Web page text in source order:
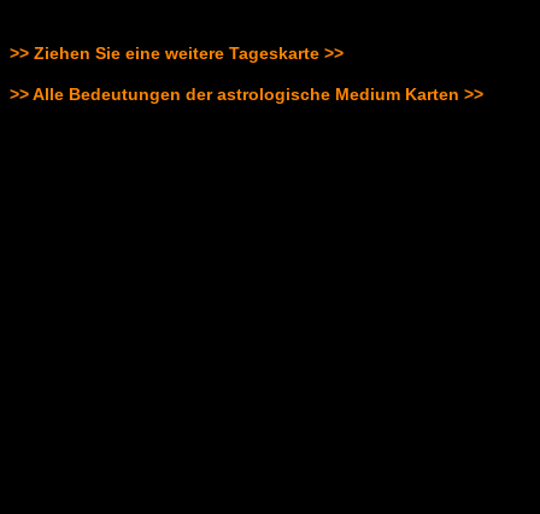
>> Ziehen Sie eine weitere Tageskarte >>
>> Alle Bedeutungen der astrologische Medium Karten >>